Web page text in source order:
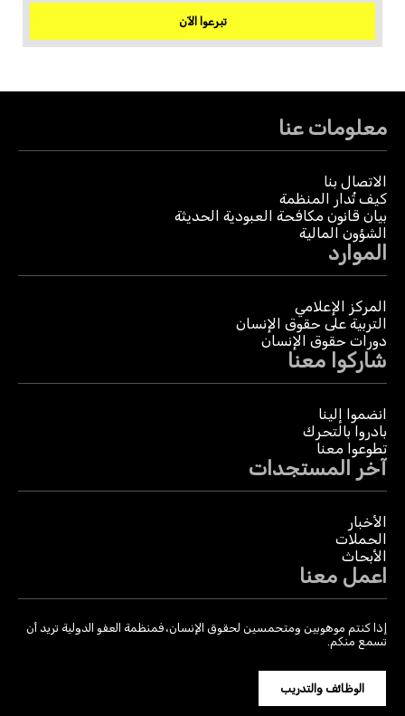
تبرعوا الآن
معلومات عنا
الاتصال بنا
كيف تُدار المنظمة
بيان قانون مكافحة العبودية الحديثة
الشؤون المالية
الموارد
المركز الإعلامي
التربية على حقوق الإنسان
دورات حقوق الإنسان
شاركوا معنا
انضموا إلينا
بادروا بالتحرك
تطوعوا معنا
آخر المستجدات
الأخبار
الحملات
الأبحاث
اعمل معنا
إذا كنتم موهوبين ومتحمسين لحقوق الإنسان، فمنظمة العفو الدولية تريد أن
تسمع منكم.
الوظائف والتدريب